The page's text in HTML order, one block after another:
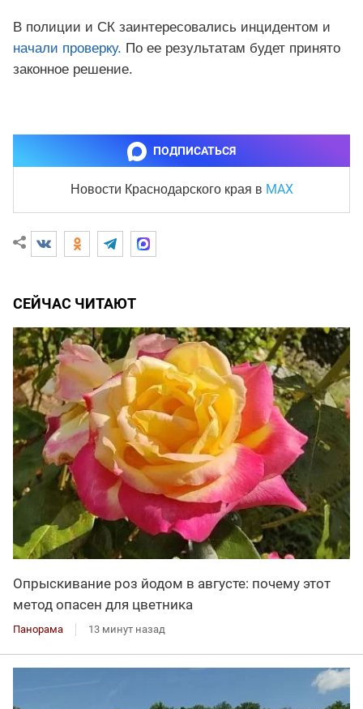
В полиции и СК заинтересовались инцидентом и
начали проверку. По ее результатам будет принято
законное решение.
ПОДПИСАТЬСЯ
Новости Краснодарского края в MAX
СЕЙЧАС ЧИТАЮТ
Опрыскивание роз йодом в августе: почему этот
метод опасен для цветника
Панорама 13 минут назад